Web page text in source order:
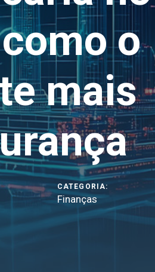
o
mais
CATEGORIA:
Finanças